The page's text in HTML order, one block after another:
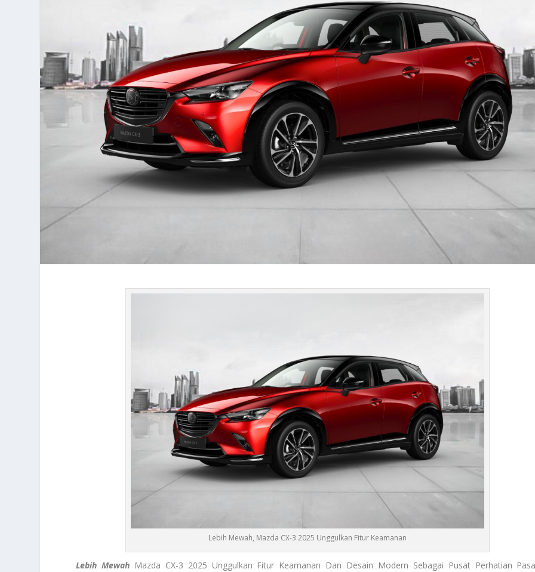
Lebih Mewah, Mazda CX-3 2025 Unggulkan Fitur Keamanan
Lebih Mewah Mazda CX-3 2025 Unggulkan Fitur Keamanan Dan Desain Modern Sebagai Pusat Perhatian